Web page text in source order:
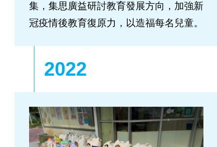
集，集思廣益研討教育發展方向，加強新
冠疫情後教育復原力，以造福每名兒童。
2022